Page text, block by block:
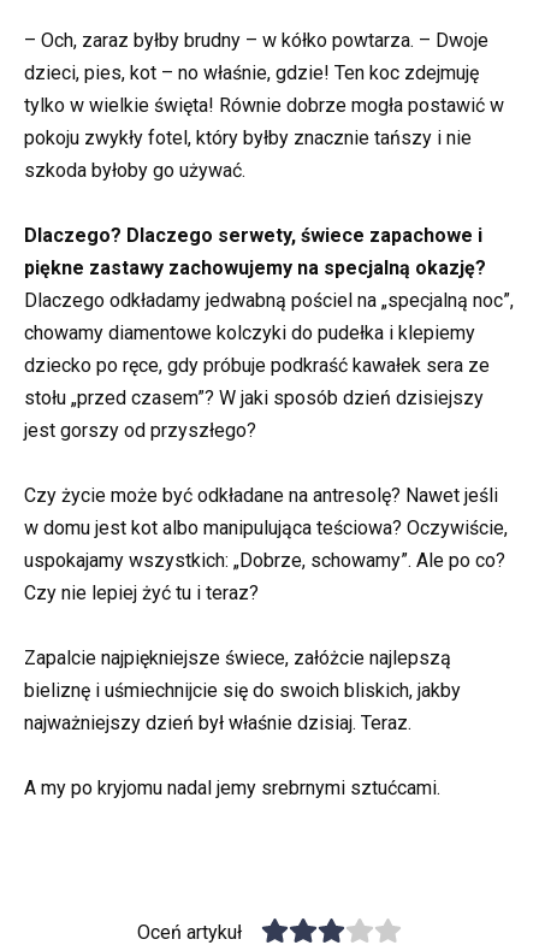
– Och, zaraz byłby brudny – w kółko powtarza. – Dwoje
dzieci, pies, kot – no właśnie, gdzie! Ten koc zdejmuję
tylko w wielkie święta! Równie dobrze mogła postawić w
pokoju zwykły fotel, który byłby znacznie tańszy i nie
szkoda byłoby go używać.
Dlaczego? Dlaczego serwety, świece zapachowe i
piękne zastawy zachowujemy na specjalną okazję?
Dlaczego odkładamy jedwabną pościel na „specjalną noc”,
chowamy diamentowe kolczyki do pudełka i klepiemy
dziecko po ręce, gdy próbuje podkraść kawałek sera ze
stołu „przed czasem”? W jaki sposób dzień dzisiejszy
jest gorszy od przyszłego?
Czy życie może być odkładane na antresolę? Nawet jeśli
w domu jest kot albo manipulująca teściowa? Oczywiście,
uspokajamy wszystkich: „Dobrze, schowamy”. Ale po co?
Czy nie lepiej żyć tu i teraz?
Zapalcie najpiękniejsze świece, załóżcie najlepszą
bieliznę i uśmiechnijcie się do swoich bliskich, jakby
najważniejszy dzień był właśnie dzisiaj. Teraz.
A my po kryjomu nadal jemy srebrnymi sztućcami.
Oceń artykuł